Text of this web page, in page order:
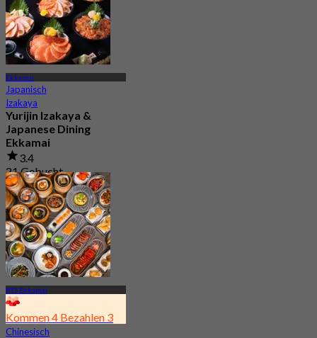
Ekkamai
Japanisch
Izakaya
Yurijin Izakaya &
Japanese Dining
Ekkamai
3.4
21 Gebucht
Aus฿ 530
BTS Ekkamai
Kommen 4 Bezahlen 3
Chinesisch